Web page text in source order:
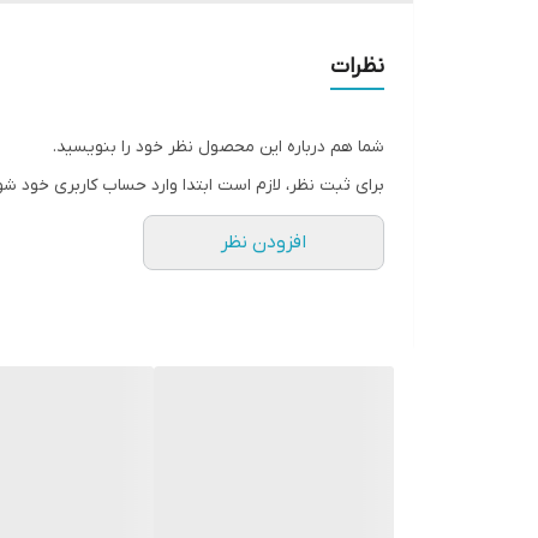
نظرات
شما هم درباره این محصول نظر خود را بنویسید.
برای ثبت نظر، لازم است ابتدا وارد حساب کاربری خود
افزودن نظر